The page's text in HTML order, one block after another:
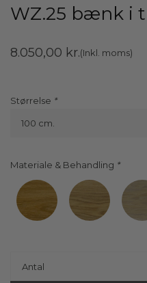
WZ.25 bænk i
8.050,00 kr.(Inkl. moms)
Størrelse
100 cm.
Materiale & Behandling
Antal